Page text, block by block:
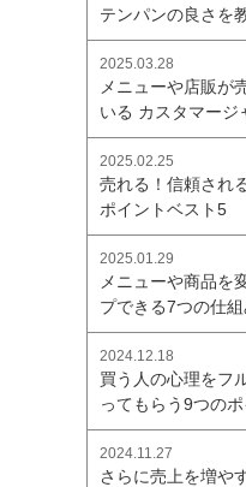
テンパンの良さを
2025.03.28
メニューや店販が
いる カスタマージ
2025.02.25
売れる！信頼され
ポイントベスト5
2025.01.29
メニューや商品を
プできる7つの仕組
2024.12.18
買う人の心理をフ
ってもらう9つのポ
2024.11.27
さらに売上を増や